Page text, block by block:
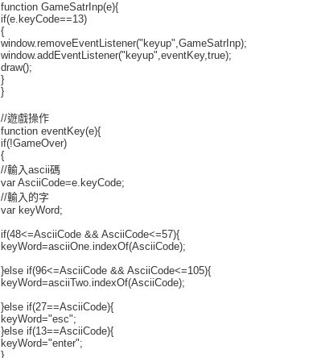
function GameSatrInp(e){
if(e.keyCode==13)
{
window.removeEventListener("keyup",GameSatrInp);
window.addEventListener("keyup",eventKey,true);
draw();
}
}
//遊戲操作
function eventKey(e){
if(!GameOver)
{
//輸入ascii碼
var AsciiCode=e.keyCode;
//輸入的字
var keyWord;
if(48<=AsciiCode && AsciiCode<=57){
keyWord=asciiOne.indexOf(AsciiCode);
}else if(96<=AsciiCode && AsciiCode<=105){
keyWord=asciiTwo.indexOf(AsciiCode);
}else if(27==AsciiCode){
keyWord="esc";
}else if(13==AsciiCode){
keyWord="enter";
}